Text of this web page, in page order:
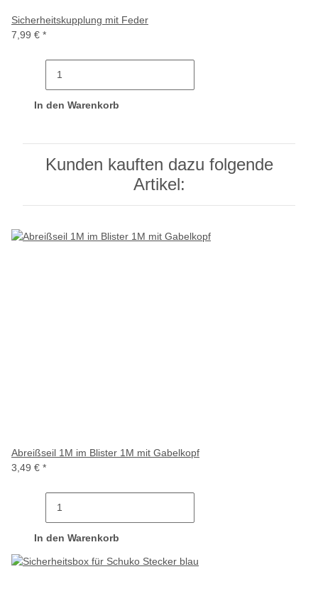
Sicherheitskupplung mit Feder
7,99 € *
In den Warenkorb
Kunden kauften dazu folgende
Artikel:
Abreißseil 1M im Blister 1M mit Gabelkopf
3,49 € *
In den Warenkorb